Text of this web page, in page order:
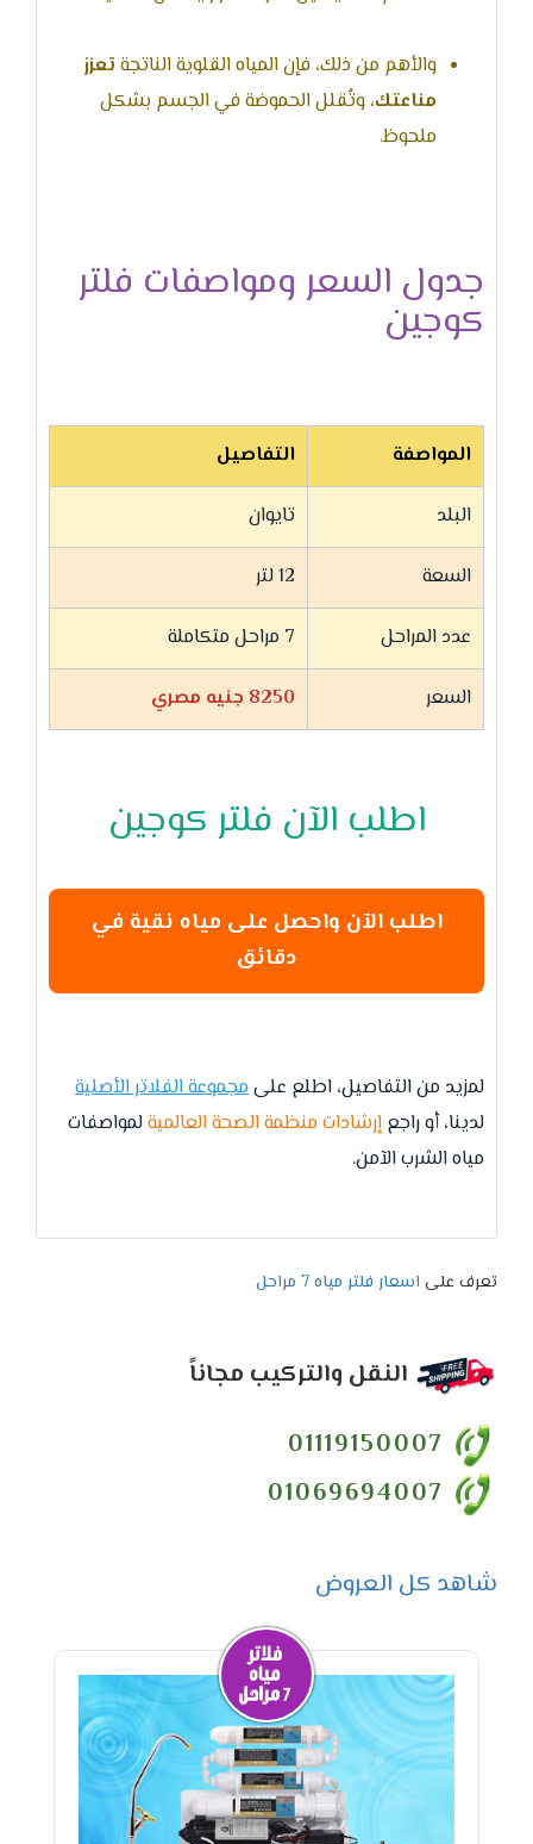
والأهم من ذلك، فإن المياه القلوية الناتجة تعزز
مناعتك، وتُقلل الحموضة في الجسم بشكل
ملحوظ.
جدول السعر ومواصفات فلتر
كوجين
المواصفة التفاصيل
البلد تايوان
السعة 12 لتر
عدد المراحل 7 مراحل متكاملة
السعر 8250 جنيه مصري
اطلب الآن فلتر كوجين
اطلب الآن واحصل على مياه نقية في
دقائق
لمزيد من التفاصيل، اطلع علىمجموعة الفلاتر الأصلية
لدينا، أو راجعإرشادات منظمة الصحة العالميةلمواصفات
مياه الشرب الآمن.
تعرف على اسعار فلتر مياه 7 مراحل
النقل والتركيب مجاناً
01119150007
01069694007
شاهد كل العروض